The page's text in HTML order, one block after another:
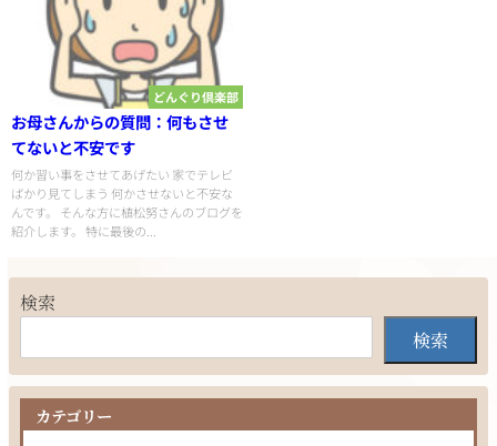
どんぐり倶楽部
お母さんからの質問：何もさせ
てないと不安です
何か習い事をさせてあげたい 家でテレビ
ばかり見てしまう 何かさせないと不安な
んです。 そんな方に植松努さんのブログを
紹介します。 特に最後の...
検索
検索
カテゴリー